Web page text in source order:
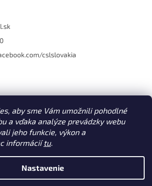
aby sme Vám umožnili pohodlné
a vďaka analýze prevádzky webu
jeho funkcie, výkon a
informáciítu.
Nastavenie
cslslovakia